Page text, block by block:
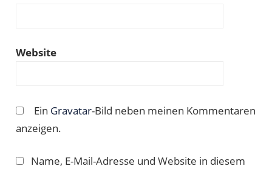
Website
Ein Gravatar-Bild neben meinen Kommentaren
anzeigen.
Name, E-Mail-Adresse und Website in diesem